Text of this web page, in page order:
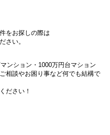
をお探しの際は
さい。
ンション・ 1000万円台マション
相談やお困り事など何でも結構で
ださい！